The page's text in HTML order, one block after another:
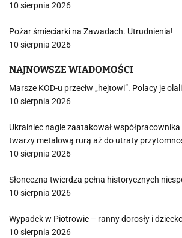
10 sierpnia 2026
Pożar śmieciarki na Zawadach. Utrudnienia!
10 sierpnia 2026
NAJNOWSZE WIADOMOŚCI
Marsze KOD-u przeciw „hejtowi”. Polacy je olali
10 sierpnia 2026
Ukrainiec nagle zaatakował współpracownika
twarzy metalową rurą aż do utraty
10 sierpnia 2026
Słoneczna twierdza pełna historycznych
10 sierpnia 2026
Wypadek w Piotrowie – ranny dorosły i
10 sierpnia 2026